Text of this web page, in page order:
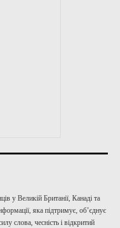
у Великій Британії, Канаді та
яка підтримує, об’єднує
слова, чесність і відкритий